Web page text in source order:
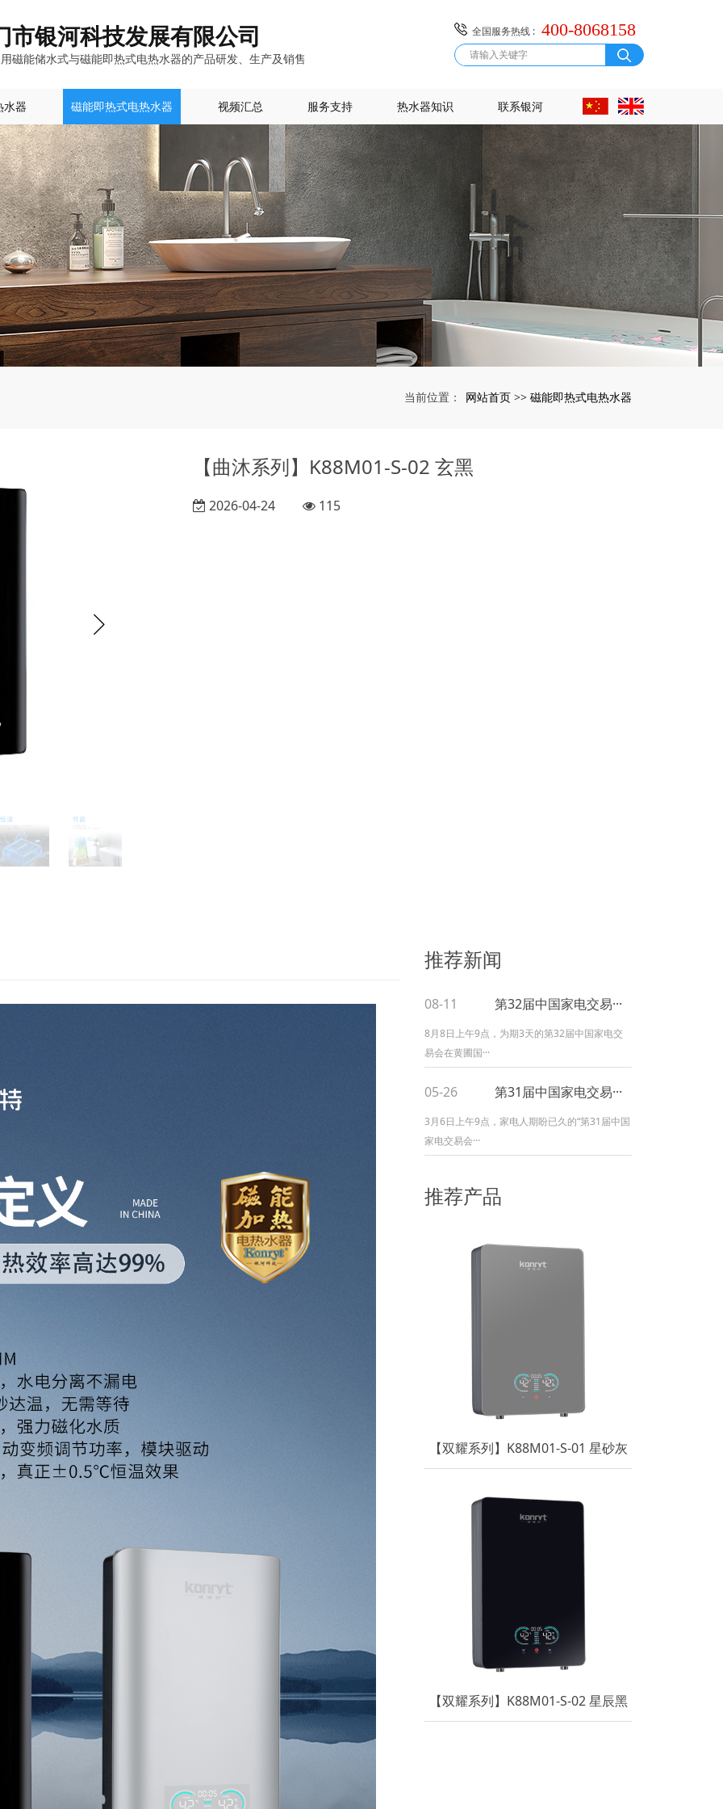
市银河科技发展有限公司
磁能储水式与磁能即热式电热水器的产品研发、生产及销售
全国服务热线 : 400-8068158
水器 磁能即热式电热水器 视频汇总 服务支持 热水器知识 联系银河
当前位置： 网站首页 >> 磁能即热式电热水器
【曲沐系列】K88M01-S-02 玄黑
2026-04-24 115
推荐新闻
08-11 第32届中国家电交易···
8月8日上午9点，为期3天的第32届中国家电交
易会在黄圃国···
05-26 第31届中国家电交易···
3月6日上午9点，家电人期盼已久的“第31届中国
家电交易会···
推荐产品
【双耀系列】K88M01-S-01 星砂灰
【双耀系列】K88M01-S-02 星辰黑